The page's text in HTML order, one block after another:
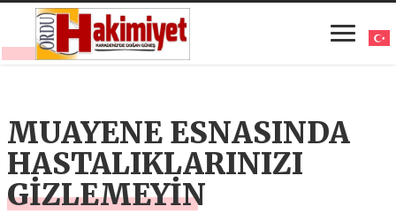
MUAYENE ESNASINDA
HASTALIKLARINIZI
GİZLEMEYİN